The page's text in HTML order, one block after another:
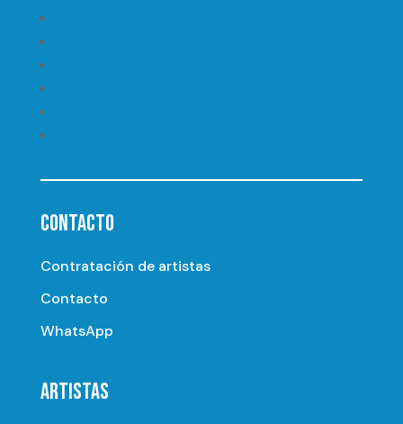
CONTACTO
Contratación de artistas
Contacto
WhatsApp
ARTISTAS